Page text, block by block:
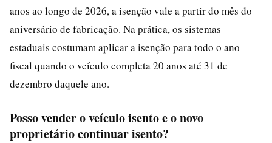
anos ao longo de 2026, a isenção vale a partir do mês do
aniversário de fabricação. Na prática, os sistemas
estaduais costumam aplicar a isenção para todo o ano
fiscal quando o veículo completa 20 anos até 31 de
dezembro daquele ano.
Posso vender o veículo isento e o novo
proprietário continuar isento?